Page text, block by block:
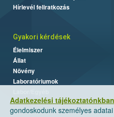
Adatkezelési tájékoztatónkban
gondoskodunk személyes
Hírlevél feliratkozás
Gyakori kérdések
Élelmiszer
Állat
Növény
Laboratóriumok